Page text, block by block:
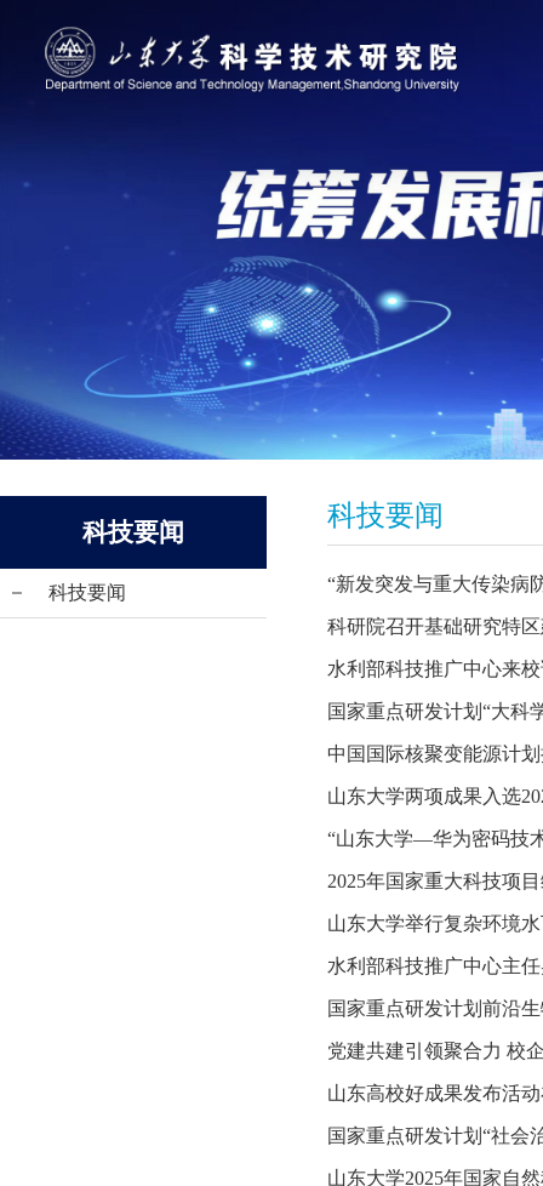
科技要闻
科技要闻
科技要闻
“新发突发与重大传染病
科研院召开基础研究特
水利部科技推广中心来
国家重点研发计划“大科
中国国际核聚变能源计
山东大学两项成果入选
“山东大学—华为密码技
2025年国家重大科技项
山东大学举行复杂环境
水利部科技推广中心主
国家重点研发计划前沿
党建共建引领聚合力 校
山东高校好成果发布活
国家重点研发计划“社会
山东大学2025年国家自